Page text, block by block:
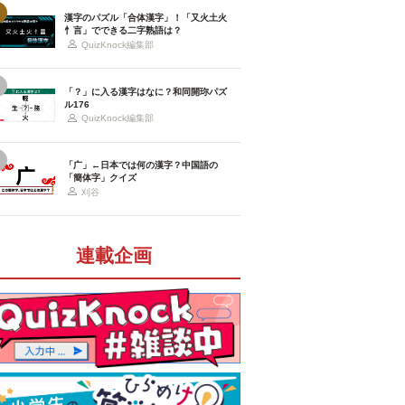
漢字のパズル「合体漢字」！「又火土火
忄言」でできる二字熟語は？
QuizKnock編集部
「？」に入る漢字はなに？和同開珎パズ
ル176
QuizKnock編集部
「广」←日本では何の漢字？中国語の
「簡体字」クイズ
刈谷
連載企画